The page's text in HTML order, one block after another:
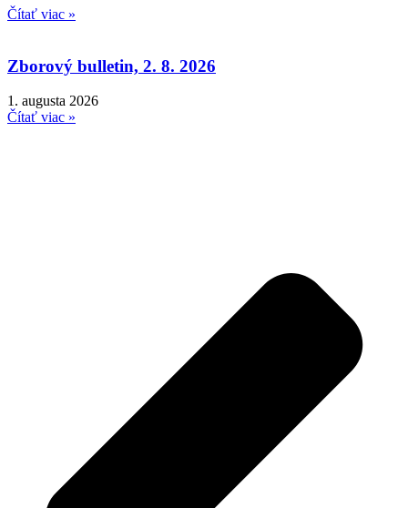
Čítať viac »
Zborový bulletin, 2. 8. 2026
1. augusta 2026
Čítať viac »